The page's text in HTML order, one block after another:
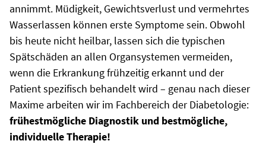
annimmt. Müdigkeit, Gewichtsverlust und vermehrtes
Wasserlassen können erste Symptome sein. Obwohl
bis heute nicht heilbar, lassen sich die typischen
Spätschäden an allen Organsystemen vermeiden,
wenn die Erkrankung frühzeitig erkannt und der
Patient spezifisch behandelt wird – genau nach dieser
Maxime arbeiten wir im Fachbereich der Diabetologie:
frühestmögliche Diagnostik und bestmögliche,
individuelle Therapie!